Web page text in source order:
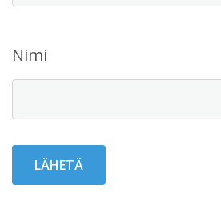
Nimi